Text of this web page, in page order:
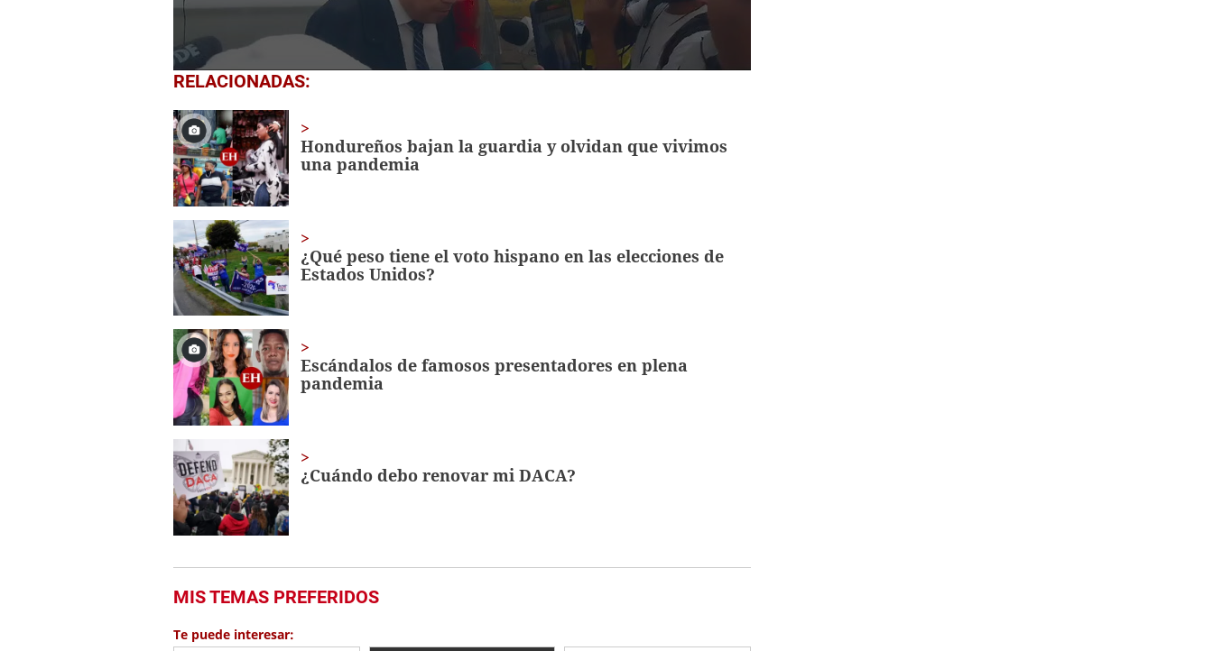
0
seconds
2
minutes,
59
secondsVolume
0%
RELACIONADAS:
Hondureños bajan la guardia y olvidan que vivimos
una pandemia
¿Qué peso tiene el voto hispano en las elecciones de
Estados Unidos?
Escándalos de famosos presentadores en plena
pandemia
¿Cuándo debo renovar mi DACA?
MIS TEMAS PREFERIDOS
Te puede interesar: